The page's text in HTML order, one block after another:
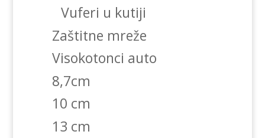
Vuferi u kutiji
Zaštitne mreže
Visokotonci auto
8,7cm
10 cm
13 cm